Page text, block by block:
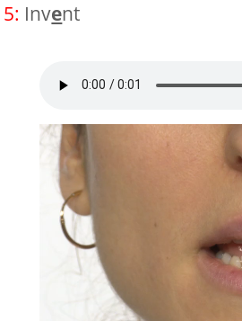
5: Invent